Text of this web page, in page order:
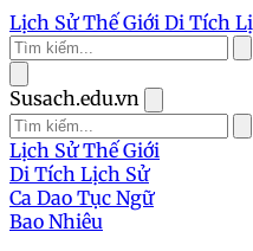
Lịch Sử Thế Giới Di Tích
Susach.edu.vn
Lịch Sử Thế Giới
Di Tích Lịch Sử
Ca Dao Tục Ngữ
Bao Nhiêu